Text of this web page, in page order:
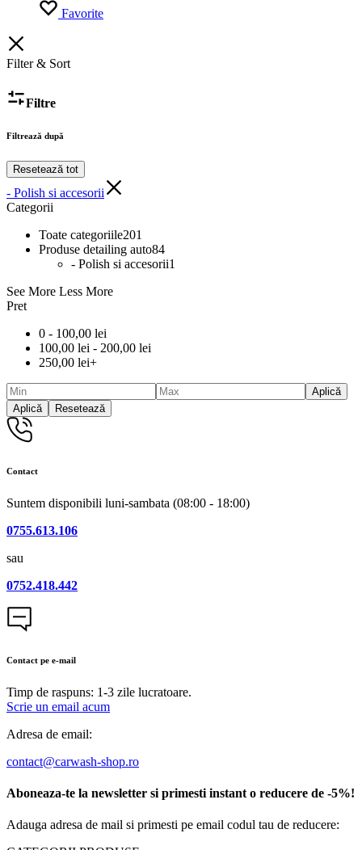
Favorite
Filter & Sort
Filtre
Filtrează după
Resetează tot
- Polish si accesorii
Categorii
Toate categoriile201
Produse detailing auto84
- Polish si accesorii1
See More Less More
Pret
0 - 100,00 lei
100,00 lei - 200,00 lei
250,00 lei+
Aplică
Aplică
Resetează
Contact
Suntem disponibili luni-sambata (08:00 - 18:00)
0755.613.106
sau
0752.418.442
Contact pe e-mail
Timp de raspuns: 1-3 zile lucratoare.
Scrie un email acum
Adresa de email:
contact@carwash-shop.ro
Aboneaza-te la newsletter si primesti instant o reducere de -5%!
Adauga adresa de mail si primesti pe email codul tau de reducere: